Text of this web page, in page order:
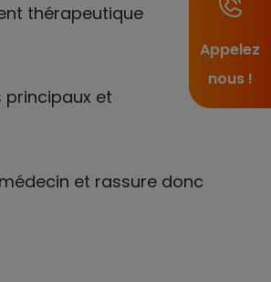
Appelez
nous !
thérapeutique
principaux et
et rassure donc